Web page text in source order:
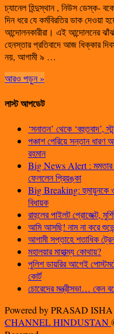
চ্যানেল হিন্দুস্থান , নিউস ডেস্ক-
দিন ধরে যে কর্মবিরতির ডাক দেওয়া
আন্দোলনকারীরা। এই আন্দোলনের ঝাঁঝ
হেনস্তার প্রতিবাদে আজ ধিক্কার
নয়, আগামী ৯ …
আরও পড়ুন »
লাস্ট আপডেট
‘সনাতন’ থেকে ‘বহুতবাদ’,
পঞ্চাশ পেরিয়ে সন্তান
রহমান
Big News Alert : মমতার
ফেললেন প্রিয়ঙ্কা
Big Breaking: হুমায়ুনকে
বিধায়ক
রাহুলের পাইলট প্রোজেক্ট,
আমি আসছি! নাম না করে
আগামী সপ্তাহে শতাধিক ট্রেন
মহালয়ার মাহাত্ম্য কোথায়?
পুলিশ ডায়রির আগেই
কোর্ট
চোরেদের মন্ত্রীসভা… কেন
Powered by PRASAD
CHANNEL HINDUSTAN